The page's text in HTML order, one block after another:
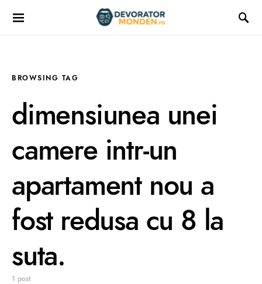
BROWSING TAG
dimensiunea unei
camere intr-un
apartament nou a
fost redusa cu 8 la
suta.
1 post